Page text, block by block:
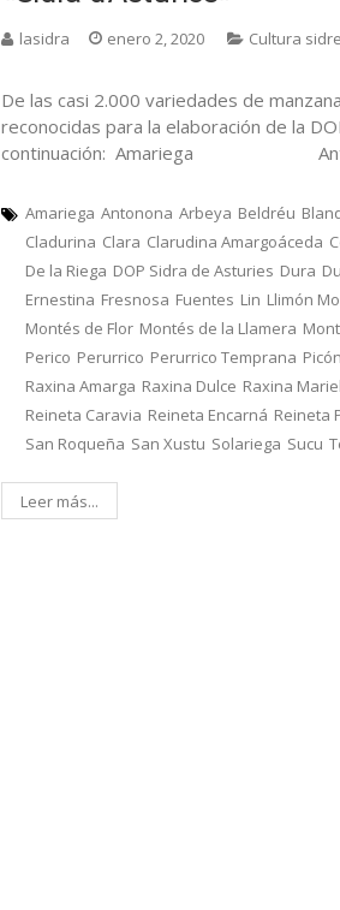
lasidra enero 2, 2020 Cultura
De las casi 2.000 variedades de
reconocidas para la elaboración de la
continuación: Amariega
Amariega Antonona Arbeya Beldréu
Cladurina Clara Clarudina Amargoáceda
De la Riega DOP Sidra de Asturies Dura
Ernestina Fresnosa Fuentes Lin Llimón
Montés de Flor Montés de la Llamera
Perico Perurrico Perurrico Temprana Picón
Raxina Amarga Raxina Dulce Raxina
Reineta Caravia Reineta Encarná Reineta
San Roqueña San Xustu Solariega Sucu
Leer más...